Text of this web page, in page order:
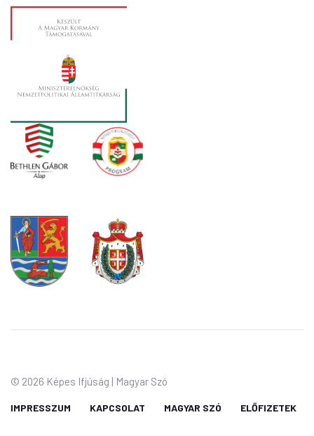
© 2026 Képes Ifjúság | Magyar Szó
IMPRESSZUM KAPCSOLAT MAGYAR SZÓ ELŐFIZETEK